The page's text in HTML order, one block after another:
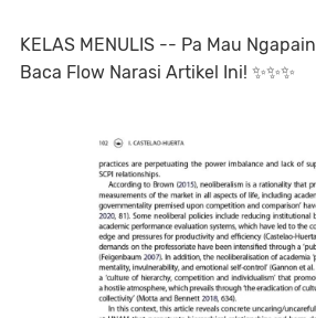
KELAS MENULIS -- Pa Mau
Baca Flow Narasi Artikel Ini! ✨️✨️✨️